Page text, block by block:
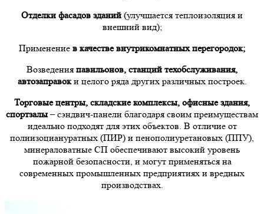
Отделки фасадов зданий (улучшается теплоизоляция и
внешний вид);
Применение в качестве внутрикомнатных перегородок;
Возведения павильонов, станций техобслуживания,
автозаправоки целого ряда других различных построек.
Торговые центры, складские комплексы, офисные здания,
спортзалы– сэндвич-панели благодаря своим преимуществам
идеально подходят для этих объектов. В отличие от
полиизоциануратных (ПИР) и пенополиуретановых (ППУ),
минераловатные СП обеспечивают высокий уровень
пожарной безопасности, и могут применяться на
современных промышленных предприятиях и вредных
производствах.